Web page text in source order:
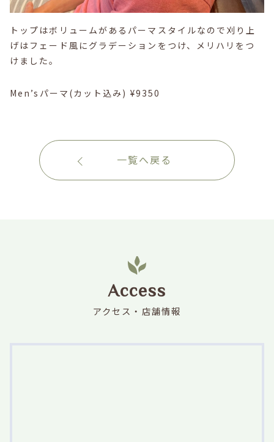
トップはボリュームがあるパーマスタイルなので刈り上
げはフェード風にグラデーションをつけ、メリハリをつ
けました。
Men’sパーマ(カット込み) ¥9350
一覧へ戻る
Access
アクセス・店舗情報